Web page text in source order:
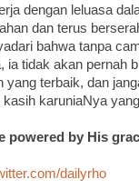
dengan leluasa
dan terus
bahwa tanpa
ia tidak akan pernah
yang terbaik, dan
karuniaNya
powered by His
dailyrho